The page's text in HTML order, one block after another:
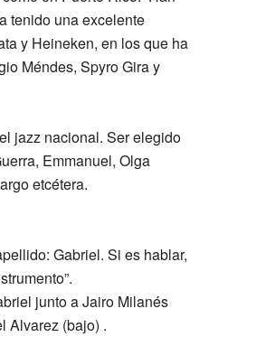
tenido una excelente
y Heineken, en los que ha
Méndes, Spyro Gira y
jazz nacional. Ser elegido
Emmanuel, Olga
etcétera.
Gabriel. Si es hablar,
junto a Jairo Milanés
Alvarez (bajo) .